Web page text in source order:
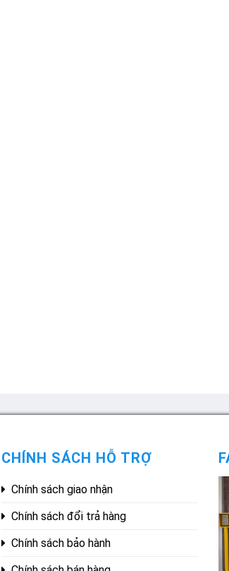
CHÍNH SÁCH HỖ TRỢ
Chính sách giao nhận
Chính sách đổi trả hàng
Chính sách bảo hành